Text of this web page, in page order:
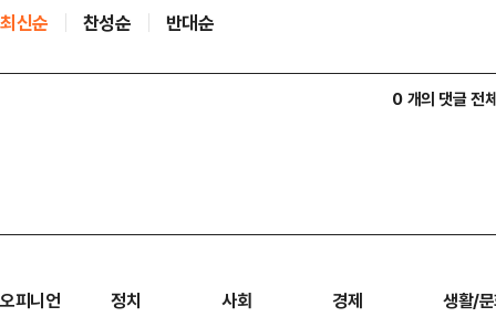
최신순 찬성순 반대순
0 개의 댓글 전
오피니언 정치 사회 경제 생활/